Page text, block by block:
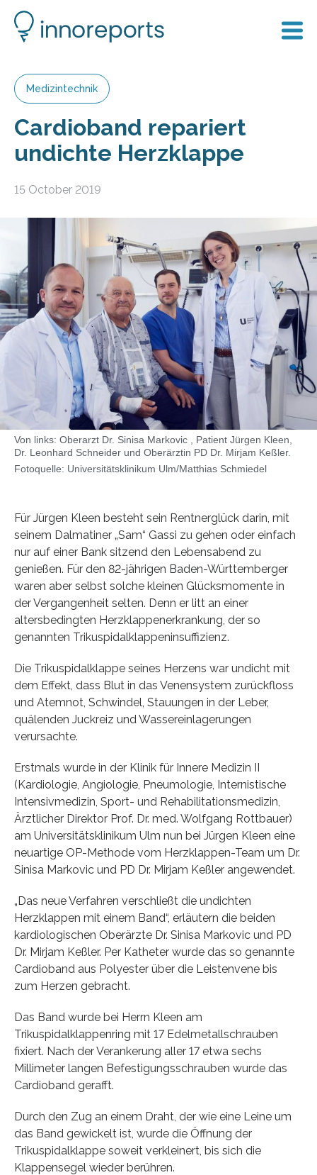
Medizintechnik
Cardioband repariert
undichte Herzklappe
15 October 2019
Von links: Oberarzt Dr. Sinisa Markovic , Patient Jürgen Kleen,
Dr. Leonhard Schneider und Oberärztin PD Dr. Mirjam Keßler.
Fotoquelle: Universitätsklinikum Ulm/Matthias Schmiedel
Für Jürgen Kleen besteht sein Rentnerglück darin, mit
seinem Dalmatiner „Sam“ Gassi zu gehen oder einfach
nur auf einer Bank sitzend den Lebensabend zu
genießen. Für den 82-jährigen Baden-Württemberger
waren aber selbst solche kleinen Glücksmomente in
der Vergangenheit selten. Denn er litt an einer
altersbedingten Herzklappenerkrankung, der so
genannten Trikuspidalklappeninsuffizienz.
Die Trikuspidalklappe seines Herzens war undicht mit
dem Effekt, dass Blut in das Venensystem zurückfloss
und Atemnot, Schwindel, Stauungen in der Leber,
quälenden Juckreiz und Wassereinlagerungen
verursachte.
Erstmals wurde in der Klinik für Innere Medizin II
(Kardiologie, Angiologie, Pneumologie, Internistische
Intensivmedizin, Sport- und Rehabilitationsmedizin,
Ärztlicher Direktor Prof. Dr. med. Wolfgang Rottbauer)
am Universitätsklinikum Ulm nun bei Jürgen Kleen eine
neuartige OP-Methode vom Herzklappen-Team um Dr.
Sinisa Markovic und PD Dr. Mirjam Keßler angewendet.
„Das neue Verfahren verschließt die undichten
Herzklappen mit einem Band“, erläutern die beiden
kardiologischen Oberärzte Dr. Sinisa Markovic und PD
Dr. Mirjam Keßler. Per Katheter wurde das so genannte
Cardioband aus Polyester über die Leistenvene bis
zum Herzen gebracht.
Das Band wurde bei Herrn Kleen am
Trikuspidalklappenring mit 17 Edelmetallschrauben
fixiert. Nach der Verankerung aller 17 etwa sechs
Millimeter langen Befestigungsschrauben wurde das
Cardioband gerafft.
Durch den Zug an einem Draht, der wie eine Leine um
das Band gewickelt ist, wurde die Öffnung der
Trikuspidalklappe soweit verkleinert, bis sich die
Klappensegel wieder berühren.